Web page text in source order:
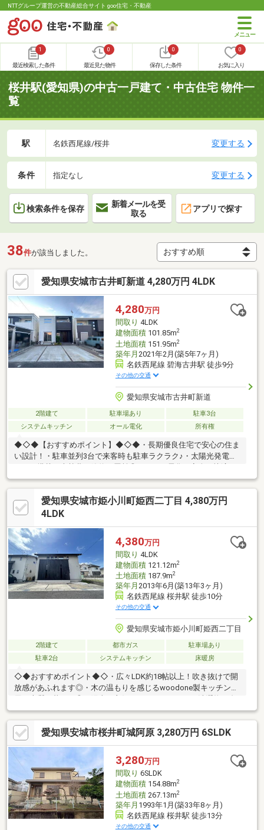
NTTグループ運営の不動産総合サイト goo住宅・不動産
1
最近検索した条件
0
最近見た物件
0
保存した条件
0
お気に入り
桜井駅(愛知県)の中古一戸建て・中古住宅 物件一
覧
駅 名鉄西尾線/桜井 変更する
条件 指定なし 変更する
検索条件を保存
新着メールを受
取る
アプリで探す
38件が該当しました。
愛知県安城市古井町新道 4,280万円 4LDK
4,280万円
間取り 4LDK
建物面積101.85m2
土地面積151.95m2
築年月 2021年2月(築5年7ヶ月)
名鉄西尾線 碧海古井駅 徒歩9分
その他の交通
愛知県安城市古井町新道
2階建て 駐車場あり
駐車3台
システムキッチン
オール電化 所有権
◆◇◆【おすすめポイント】◆◇◆・長期優良住宅で安心の住ま
い設計！・駐車並列3台で来客時も駐車ラクラク♪・太陽光発電シ
エコライフをサポート・ワイドバルコニーで洗濯や寛ぎスペース
にゆとりあり！◆◇◆【周辺環境】◆◇◆・アオキスーパー古井
店 徒歩約11分・セブンイレブン安城古井町店 徒歩約7分・Vド
ラッグ安城南店 徒歩約11分・セリアアピタ安城南店 徒歩約23
祝のご来店・ご案内可能です！住宅ローンのご相談や、現地内覧
のご予約等いつでも承っております♪▼
愛知県安城市姫小川町姫西二丁目 4,380万円
4LDK
4,380万円
間取り 4LDK
建物面積121.12m2
土地面積187.9m2
築年月 2013年6月(築13年3ヶ月)
名鉄西尾線 桜井駅 徒歩10分
その他の交通
愛知県安城市姫小川町姫西二丁目
2階建て 都市ガス
駐車場あり
駐車2台
システムキッチン 床暖房
◇◆おすすめポイント◆◇・広々LDK約18帖以上！吹き抜けで開
放感があふれます◎・木の温もりを感じるwoodone製キッチン採
団干しもラクラク。・ウッドデッキ・庭付きで、お子様の遊び場
も充実。・50坪以上の広々敷地！前面道路6m以上で駐車もスムー
ズ♪・全居室収納スペース完備！お部屋をすっきり保てます。・床
暖房完備！快適でエコな暖房付き◎◇◆周辺環境◆◇・アピタ安
城南店…881m・ローソンストア１００安城桜井店…270ｍ・スギド
ラッグ桜井南店…182m・セリアアピタ安城南店…876m・ららぽー
と安城…7.2km
愛知県安城市桜井町城阿原 3,280万円 6SLDK
3,280万円
間取り 6SLDK
建物面積154.88m2
土地面積267.13m2
築年月 1993年1月(築33年8ヶ月)
名鉄西尾線 桜井駅 徒歩13分
その他の交通